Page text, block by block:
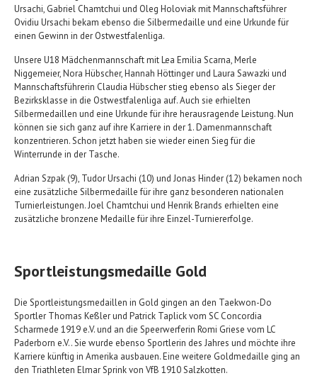
Ursachi, Gabriel Chamtchui und Oleg Holoviak mit Mannschaftsführer
Ovidiu Ursachi bekam ebenso die Silbermedaille und eine Urkunde für
einen Gewinn in der Ostwestfalenliga.
Unsere U18 Mädchenmannschaft mit Lea Emilia Scarna, Merle
Niggemeier, Nora Hübscher, Hannah Höttinger und Laura Sawazki und
Mannschaftsführerin Claudia Hübscher stieg ebenso als Sieger der
Bezirksklasse in die Ostwestfalenliga auf. Auch sie erhielten
Silbermedaillen und eine Urkunde für ihre herausragende Leistung. Nun
können sie sich ganz auf ihre Karriere in der 1. Damenmannschaft
konzentrieren. Schon jetzt haben sie wieder einen Sieg für die
Winterrunde in der Tasche.
Adrian Szpak (9), Tudor Ursachi (10) und Jonas Hinder (12) bekamen noch
eine zusätzliche Silbermedaille für ihre ganz besonderen nationalen
Turnierleistungen. Joel Chamtchui und Henrik Brands erhielten eine
zusätzliche bronzene Medaille für ihre Einzel-Turniererfolge.
Sportleistungsmedaille Gold
Die Sportleistungsmedaillen in Gold gingen an den Taekwon-Do
Sportler Thomas Keßler und Patrick Taplick vom SC Concordia
Scharmede 1919 e.V. und an die Speerwerferin Romi Griese vom LC
Paderborn e.V.. Sie wurde ebenso Sportlerin des Jahres und möchte ihre
Karriere künftig in Amerika ausbauen. Eine weitere Goldmedaille ging an
den Triathleten Elmar Sprink von VfB 1910 Salzkotten.